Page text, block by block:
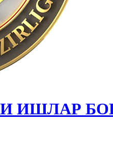
ИШЛАР